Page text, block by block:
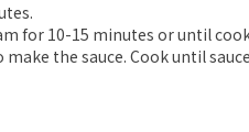
for 10-15 minutes or until
the sauce. Cook until